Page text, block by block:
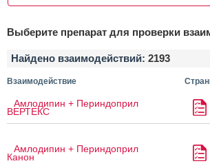
Выберите препарат для проверки
Найдено взаимодействий: 2193
Взаимодействие
Амлодипин + Периндоприл
ВЕРТЕКС
Амлодипин + Периндоприл
Канон